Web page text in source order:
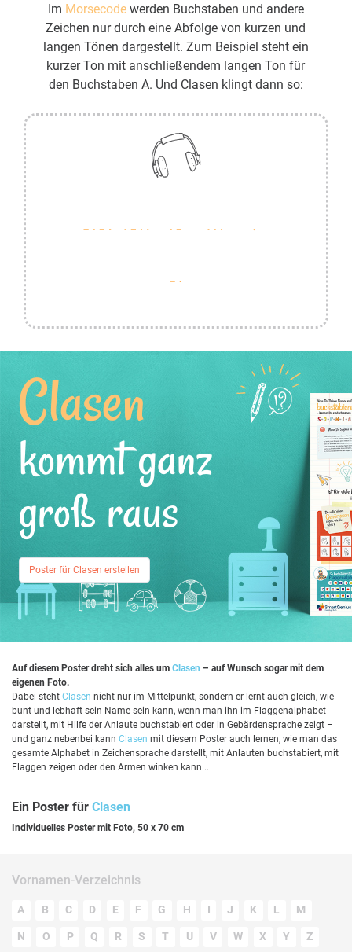
Im Morsecodewerden Buchstaben und andere
Zeichen nur durch eine Abfolge von kurzen und
langen Tönen dargestellt. Zum Beispiel steht ein
kurzer Ton mit anschließendem langen Ton für
den Buchstaben A. Und Clasen klingt dann so:
Clasen
kommt ganz
groß raus
Poster für Clasen erstellen
Auf diesem Poster dreht sich alles um Clasen – auf Wunsch sogar mit dem
eigenen Foto.
Dabei steht Clasen nicht nur im Mittelpunkt, sondern er lernt auch gleich, wie
bunt und lebhaft sein Name sein kann, wenn man ihn im Flaggenalphabet
darstellt, mit Hilfe der Anlaute buchstabiert oder in Gebärdensprache zeigt –
und ganz nebenbei kann Clasen mit diesem Poster auch lernen, wie man das
gesamte Alphabet in Zeichensprache darstellt, mit Anlauten buchstabiert, mit
Flaggen zeigen oder den Armen winken kann...
Ein Poster für Clasen
Individuelles Poster mit Foto, 50 x 70 cm
Vornamen-Verzeichnis
A B C D E F G H I J K L M
N O P Q R S T U V W X Y Z